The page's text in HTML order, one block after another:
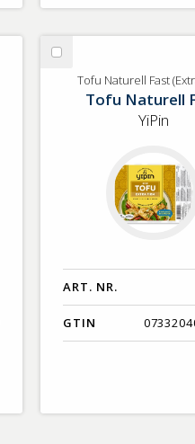
Välj
Tofu
Naturell
Tofu Naturell Fast
Tofu Naturell
YiPin
ART. NR.
GTIN